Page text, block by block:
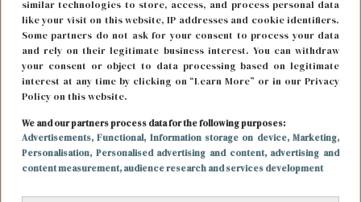
similar technologies to store, access, and process personal data
like your visit on this website, IP addresses and cookie identifiers.
Some partners do not ask for your consent to process your data
and rely on their legitimate business interest. You can withdraw
your consent or object to data processing based on legitimate
interest at any time by clicking on “Learn More” or in our Privacy
Policy on this website.
We and our partners process data for the following purposes:
Advertisements, Functional, Information storage on device, Marketing,
Personalisation, Personalised advertising and content, advertising and
content measurement, audience research and services development
creamy cheese style kaassaus